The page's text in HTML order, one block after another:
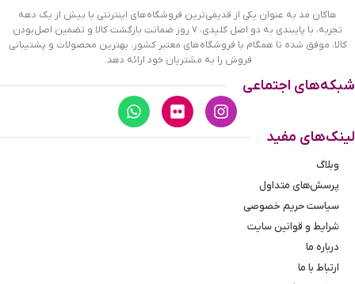
ادکلن 25 میل مارکویی باکارات رژ؛
جایگزین باکارات رژ میسون فرانسیس
کورکجان
ادکلن مارکویی مینیاتوری یکی از باکیفیت‌ترین عطرهای مینی سایز
می‌باشد که رایحه مشابه با اکثر برندهای مشهور جهان را با کیفیت
هاکان مد به عنوان یکی از قدیمی‌ترین فروشگاه‌های اینترنتی با بیش از یک دهه
تجربه، با پایبندی به دو اصل کلیدی، ۷ روز ضمانت بازگشت کالا و تضمین اصل‌بودن
کالا، موفق شده تا همگام با فروشگاه‌های معتبر کشور، بهترین محصولات و پشتیبانی
فروش را به مشتریان خود ارائه دهد.
شبکه‌های اجتماعی
لینک‌های مفید
وبلاگ
پرسش‌های متداول
سیاست حریم خصوصی
شرایط و قوانین سایت
درباره ما
ارتباط با ما